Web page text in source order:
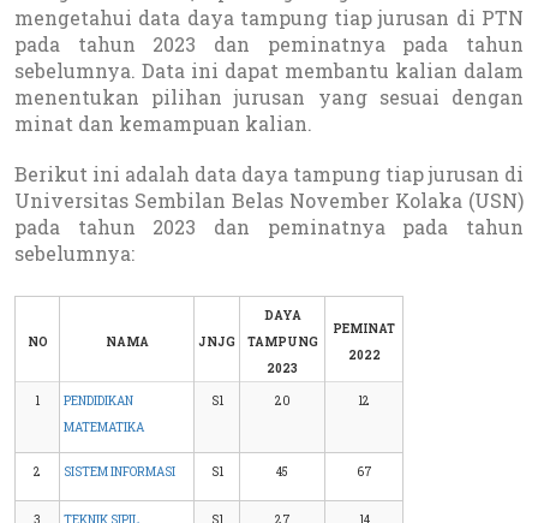
mengetahui data daya tampung tiap jurusan di PTN
pada tahun 2023 dan peminatnya pada tahun
sebelumnya. Data ini dapat membantu kalian dalam
menentukan pilihan jurusan yang sesuai dengan
minat dan kemampuan kalian.
Berikut ini adalah data daya tampung tiap jurusan di
Universitas Sembilan Belas November Kolaka (USN)
pada tahun 2023 dan peminatnya pada tahun
sebelumnya:
NO NAMA JNJG
DAYA
TAMPUNG
2023
PEMINAT
2022
1
PENDIDIKAN
MATEMATIKA
S1 20 12
2 SISTEM INFORMASI S1 45 67